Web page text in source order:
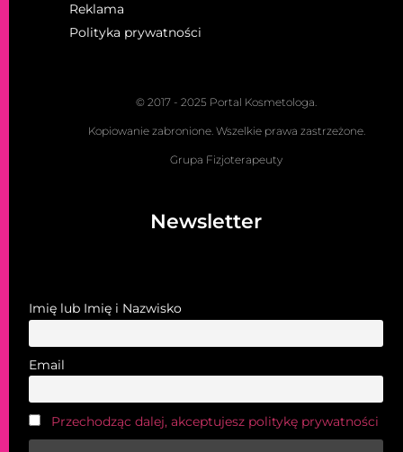
Reklama
Polityka prywatności
© 2017 - 2025 Portal Kosmetologa.
Kopiowanie zabronione. Wszelkie prawa zastrzeżone.
Grupa Fizjoterapeuty
Newsletter
Imię lub Imię i Nazwisko
Email
Przechodząc dalej, akceptujesz politykę prywatności